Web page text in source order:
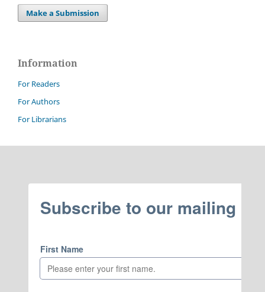
Make a Submission
Information
For Readers
For Authors
For Librarians